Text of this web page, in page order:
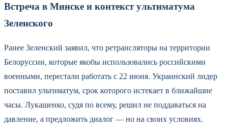
Встреча в Минске и контекст ультиматума
Зеленского
Ранее Зеленский заявил, что ретрансляторы на территории
Белоруссии, которые якобы использовались российскими
военными, перестали работать с 22 июня. Украинский лидер
поставил ультиматум, срок которого истекает в ближайшие
часы. Лукашенко, судя по всему, решил не поддаваться на
давление, а предложить диалог — но на своих условиях.